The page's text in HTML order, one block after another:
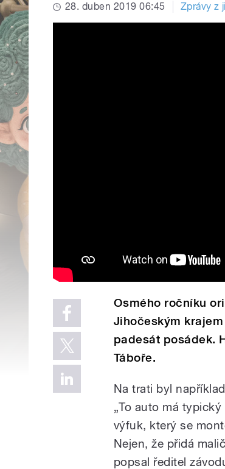
28. duben 2019 06:45 Zprávy z
Osmého ročníku
Jihočeským
padesát posádek.
Táboře.
Na trati byl
„To auto má
výfuk, který se
Nejen, že přidá
popsal ředitel